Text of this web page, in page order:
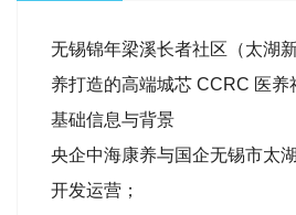
无锡锦年梁溪长者社区（太湖
养打造的高端城芯 CCRC 医养
基础信息与背景
央企中海康养与国企无锡市太
开发运营；